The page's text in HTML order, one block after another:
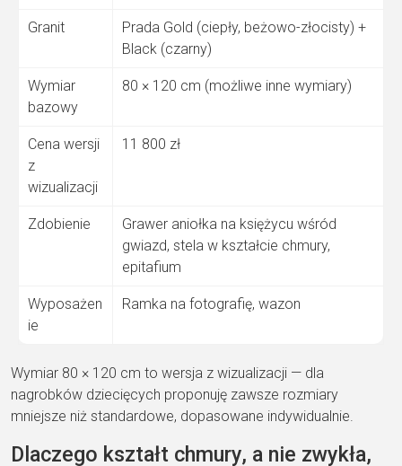
Granit
Prada Gold (ciepły, beżowo-złocisty) +
Black (czarny)
Wymiar
bazowy
80 × 120 cm (możliwe inne wymiary)
Cena wersji
z
wizualizacji
11 800 zł
Zdobienie
Grawer aniołka na księżycu wśród
gwiazd, stela w kształcie chmury,
epitafium
Wyposażen
ie
Ramka na fotografię, wazon
Wymiar 80 × 120 cm to wersja z wizualizacji — dla
nagrobków dziecięcych proponuję zawsze rozmiary
mniejsze niż standardowe, dopasowane indywidualnie.
Dlaczego kształt chmury, a nie zwykła,